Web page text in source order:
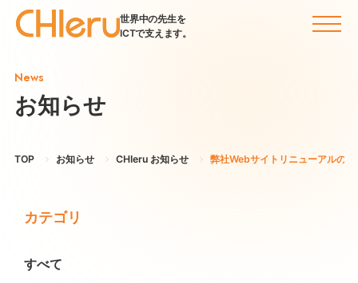
世界中の先生を
ICTで支えます。
News
お知らせ
TOP お知らせ CHIeru お知らせ 弊社Webサイトリニューアルのお
カテゴリ
すべて